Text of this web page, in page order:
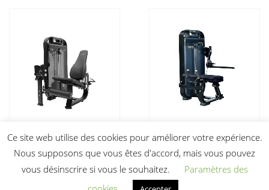
Machine à Cuisses
Gold SPG016 Ellipse
1 950,00€ HT
Machine à Fessiers
Gold SPG017 Ellipse
1 950,00€ HT
Ce site web utilise des cookies pour améliorer votre expérience.
Nous supposons que vous êtes d'accord, mais vous pouvez
vous désinscrire si vous le souhaitez.
Paramètres des